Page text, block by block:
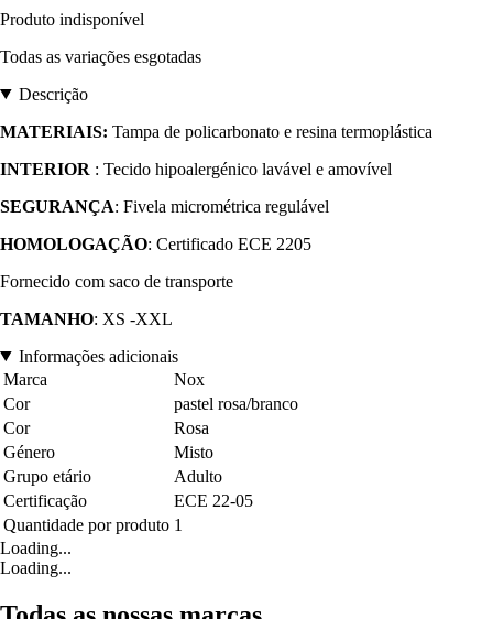
Produto indisponível
Todas as variações esgotadas
Descrição
MATERIAIS: Tampa de policarbonato e resina termoplástica
INTERIOR : Tecido hipoalergénico lavável e amovível
SEGURANÇA: Fivela micrométrica regulável
HOMOLOGAÇÃO: Certificado ECE 2205
Fornecido com saco de transporte
TAMANHO: XS -XXL
Informações adicionais
Marca
Nox
Cor
pastel rosa/branco
Cor
Rosa
Género
Misto
Grupo etário
Adulto
Certificação
ECE 22-05
Quantidade por produto 1
Loading...
Loading...